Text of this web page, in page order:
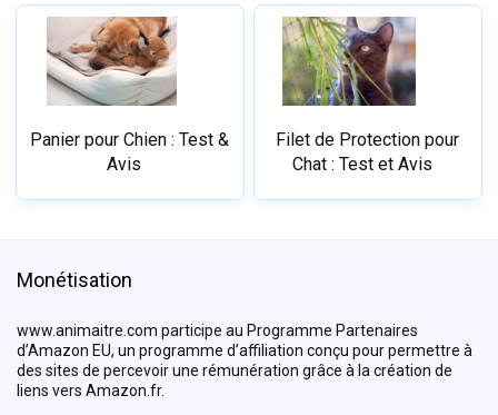
Panier pour Chien : Test &
Avis
Filet de Protection pour
Chat : Test et Avis
Monétisation
www.animaitre.com participe au Programme Partenaires
d’Amazon EU, un programme d’affiliation conçu pour permettre à
des sites de percevoir une rémunération grâce à la création de
liens vers Amazon.fr.